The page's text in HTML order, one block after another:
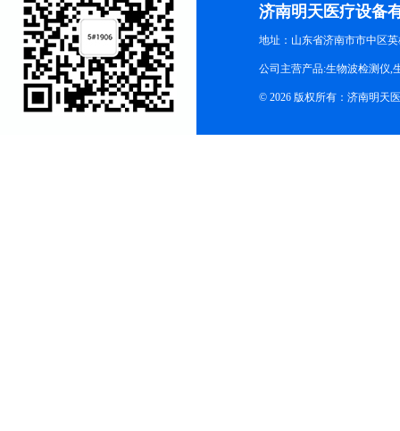
济南明天医疗设备
地址：山东省济南市市中区
公司主营产品:生物波检测仪,
© 2026 版权所有：济南明天